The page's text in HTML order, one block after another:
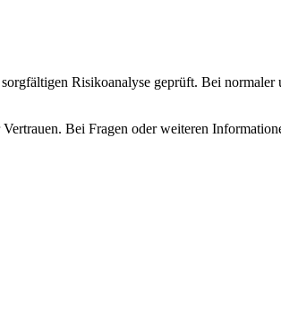
Risikoanalyse geprüft. Bei
Bei Fragen oder weiteren